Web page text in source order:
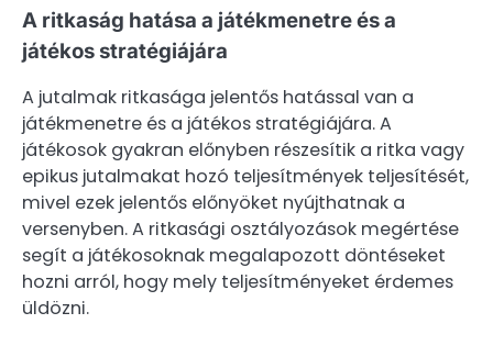
A ritkaság hatása a játékmenetre és a
játékos stratégiájára
A jutalmak ritkasága jelentős hatással van a
játékmenetre és a játékos stratégiájára. A
játékosok gyakran előnyben részesítik a ritka vagy
epikus jutalmakat hozó teljesítmények teljesítését,
mivel ezek jelentős előnyöket nyújthatnak a
versenyben. A ritkasági osztályozások megértése
segít a játékosoknak megalapozott döntéseket
hozni arról, hogy mely teljesítményeket érdemes
üldözni.